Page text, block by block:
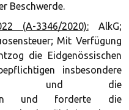
Beschwerde.
(A-3346/2020):AlkG;
Mit Verfügung
die Eidgenössischen
insbesondere
und die
und forderte die